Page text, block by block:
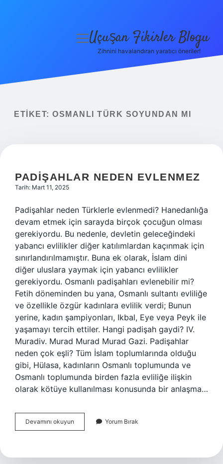
Yasal Uyarı
menüyü
Uçuşan Fikirler Blogu
Zihnini havalandıran yaratıcı öneriler!
ETIKET: OSMANLI TÜRK SOYUNDAN MI
PADIŞAHLAR NEDEN EVLENMEZ
Tarih: Mart 11, 2025
Padişahlar neden Türklerle evlenmedi? Hanedanlığa
devam etmek için sarayda birçok çocuğun olması
gerekiyordu. Bu nedenle, devletin geleceğindeki
yabancı evlilikler diğer katılımlardan kaçınmak için
sınırlandırılmamıştır. Buna ek olarak, İslam dini
diğer uluslara yaymak için yabancı evlilikler
gerekiyordu. Osmanlı padişahları evlenebilir mi?
Fetih döneminden bu yana, Osmanlı sultantı evliliğe
ve özellikle özgür kadınlara evlilik verdi; Bunun
yerine, kadın şampiyonları, Ikbal, Eye veya Peyk ile
yaşamayı tercih ettiler. Hangi padişah gaydi? IV.
Muradiv. Murad Murad Murad Gazi. Padişahlar
neden çok eşli? Tüm İslam toplumlarında olduğu
gibi, Hülasa, kadınların Osmanlı toplumunda ve
Osmanlı toplumunda birden fazla evliliğe ilişkin
olarak kötüye kullanılması konusunda bir anlaşma…
Devamını okuyun Padişahlar
Neden
Yorum Bırak